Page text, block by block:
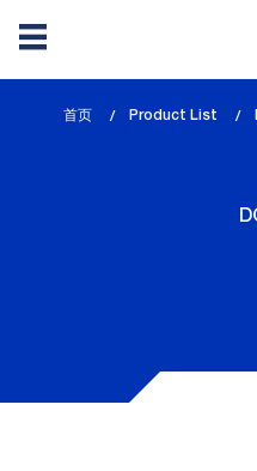
首页 Product List